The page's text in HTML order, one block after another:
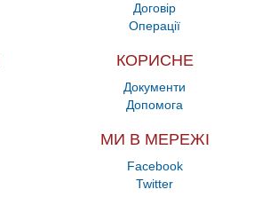
Договір
Операції
КОРИСНЕ
Документи
Допомога
МИ В МЕРЕЖІ
Facebook
Twitter